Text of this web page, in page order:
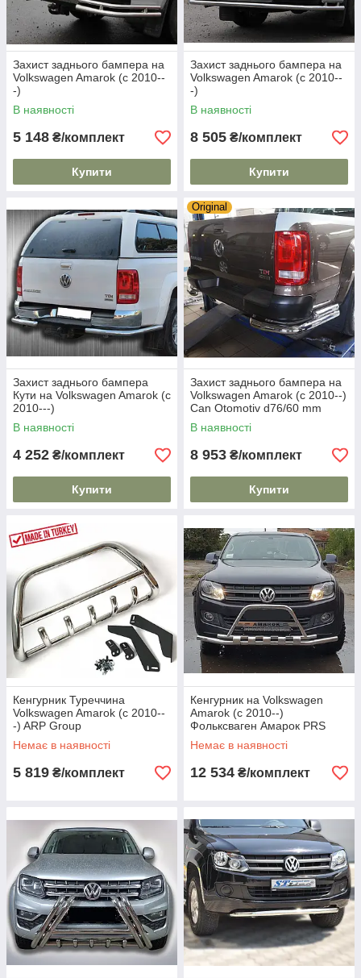
Захист заднього бампера на
Volkswagen Amarok (c 2010--
-)
В наявності
5 148 ₴/комплект
Купити
Захист заднього бампера на
Volkswagen Amarok (c 2010--
-)
В наявності
8 505 ₴/комплект
Купити
Захист заднього бампера
Кути на Volkswagen Amarok (c
2010---)
В наявності
4 252 ₴/комплект
Купити
Original
Захист заднього бампера на
Volkswagen Amarok (c 2010--)
Can Otomotiv d76/60 mm
В наявності
8 953 ₴/комплект
Купити
Кенгурник Туреччина
Volkswagen Amarok (c 2010--
-) ARP Group
Немає в наявності
5 819 ₴/комплект
Кенгурник на Volkswagen
Amarok (c 2010--)
Фольксваген Амарок PRS
Немає в наявності
12 534 ₴/комплект